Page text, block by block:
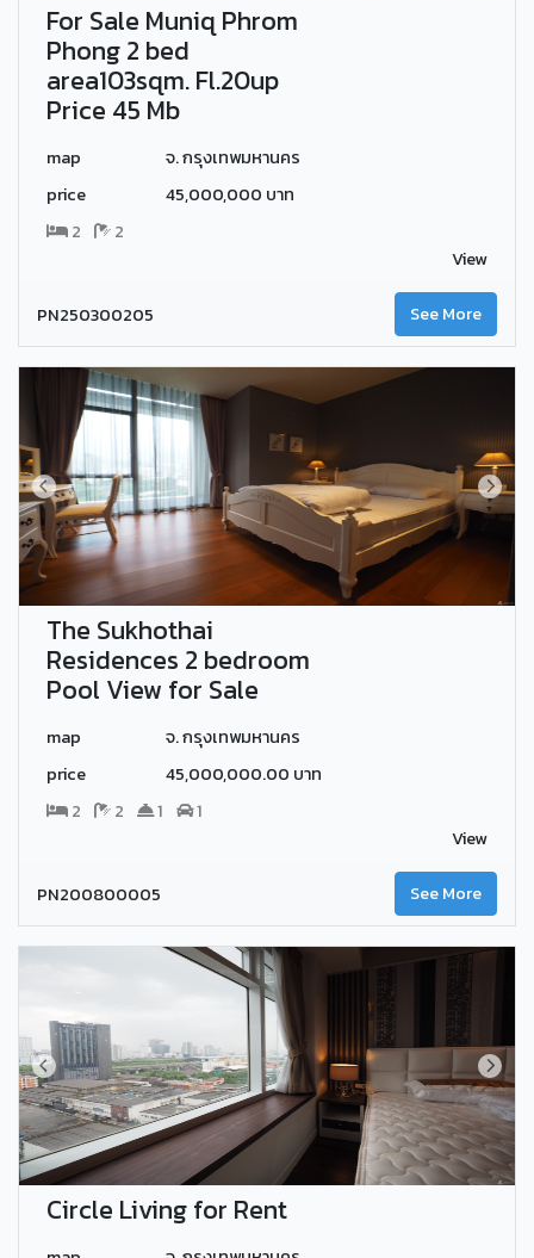
For Sale Muniq Phrom
Phong 2 bed
area103sqm. Fl.20up
Price 45 Mb
map
จ. กรุงเทพมหานคร
price
45,000,000 บาท
2
2
View
PN250300205 See More
The Sukhothai
Residences 2 bedroom
Pool View for Sale
map
จ. กรุงเทพมหานคร
price
45,000,000.00 บาท
2
2 1
1
View
PN200800005 See More
Circle Living for Rent